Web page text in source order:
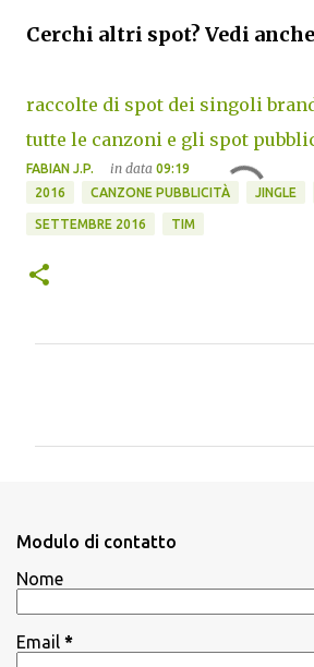
Cerchi altri spot? Vedi
raccolte di spot dei singoli
tutte le canzoni e gli spot
FABIAN J.P. in data 09:19
2016
CANZONE PUBBLICITÀ JINGLE
SETTEMBRE 2016 TIM
i
Modulo di contatto
Nome
Email *